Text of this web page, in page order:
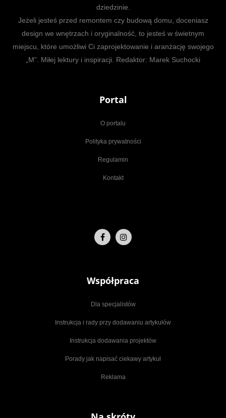
dziedzinie.
Jeżeli jesteś przed remontem czy budową domu, doceniasz
design we wnętrzach i oryginalność, to jesteś w świetnym
miejscu, które umożliwi Ci zaprojektowanie i aranżację swojego
„M”. Miłej lektury i inspiracji. Redaktor: Marek Suchocki
Portal
O portalu
Polityka prywatności
Regulamin
Kontakt
Współpraca
Dla specjalistów
Instrukcja i rady przy dodawaniu artykułów
Instrukcja dodawania projektów
Porady jak napisać ciekawy artykuł
Reklama